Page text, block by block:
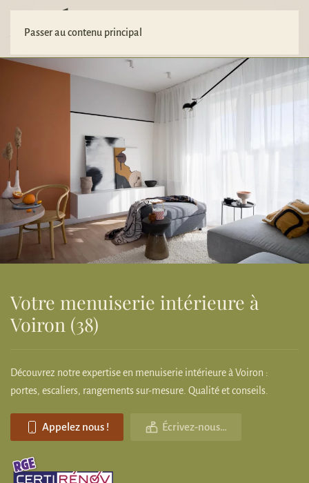
Passer au contenu principal
Votre menuiserie intérieure à
Voiron (38)
Découvrez notre expertise en menuiserie intérieure à Voiron :
portes, escaliers, rangements sur-mesure. Qualité et conseils.
Appelez nous ! Écrivez-nous…